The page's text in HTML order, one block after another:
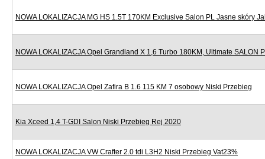
NOWA LOKALIZACJA MG HS 1.5T 170KM Exclusive Salon PL Jasne skóry
NOWA LOKALIZACJA Opel Grandland X 1,6 Turbo 180KM, Ultimate SALON
NOWA LOKALIZACJA Opel Zafira B 1.6 115 KM 7 osobowy Niski Przebieg
Kia Xceed 1,4 T-GDI Salon Niski Przebieg Rej 2020
NOWA LOKALIZACJA VW Crafter 2.0 tdi L3H2 Niski Przebieg Vat23%